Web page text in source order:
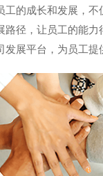
工的成长和发展，不
路径，让员工的能
发展平台，为员工提